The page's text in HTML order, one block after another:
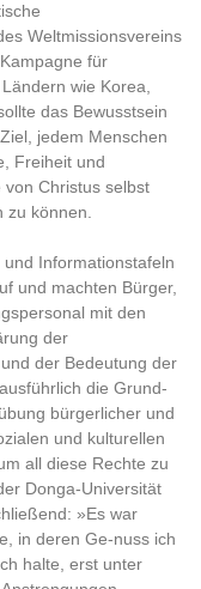
Weltmissionsvereins
für
wie Korea,
das Bewusstsein
jedem Menschen
Freiheit und
Christus selbst
zu können.
Informationstafeln
und machten Bürger,
mit den
der
der Bedeutung der
die Grund-
bürgerlicher und
und kulturellen
all diese Rechte zu
Donga-Universität
»Es war
in deren Ge-nuss ich
halte, erst unter